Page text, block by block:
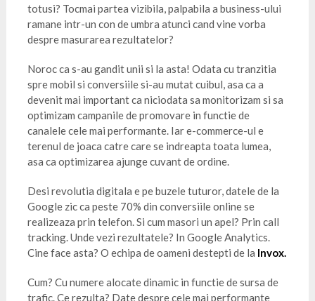
totusi? Tocmai partea vizibila, palpabila a business-ului
ramane intr-un con de umbra atunci cand vine vorba
despre masurarea rezultatelor?
Noroc ca s-au gandit unii si la asta! Odata cu tranzitia
spre mobil si conversiile si-au mutat cuibul, asa ca a
devenit mai important ca niciodata sa monitorizam si sa
optimizam campanile de promovare in functie de
canalele cele mai performante. Iar e-commerce-ul e
terenul de joaca catre care se indreapta toata lumea,
asa ca optimizarea ajunge cuvant de ordine.
Desi revolutia digitala e pe buzele tuturor, datele de la
Google zic ca peste 70% din conversiile online se
realizeaza prin telefon. Si cum masori un apel? Prin call
tracking. Unde vezi rezultatele? In Google Analytics.
Cine face asta? O echipa de oameni destepti de la Invox.
Cum? Cu numere alocate dinamic in functie de sursa de
trafic. Ce rezulta? Date despre cele mai performante